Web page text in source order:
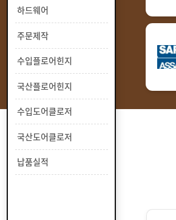
하드웨어
주문제작
수입플로어힌지
국산플로어힌지
수입도어클로저
국산도어클로저
납품실적
리
어
속
안
전
용
품
공
용
품
피
/
앵
하
웨
어
주
제
작
수
플
로
국